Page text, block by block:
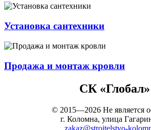
Установка сантехники
Продажа и монтаж кровли
СК «Глобал»
© 2015—2026 Не является
г. Коломна, улица